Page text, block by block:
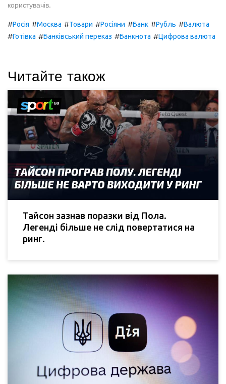
користувачів.
#Росія #Москва #Товари #Росіяни #Банк #Рубль #Валюта
#Готівка #Банківський переказ #Банкнота #Цифрова валюта
Читайте також
Тайсон зазнав поразки від Пола.
Легенді більше не слід повертатися на
ринг.